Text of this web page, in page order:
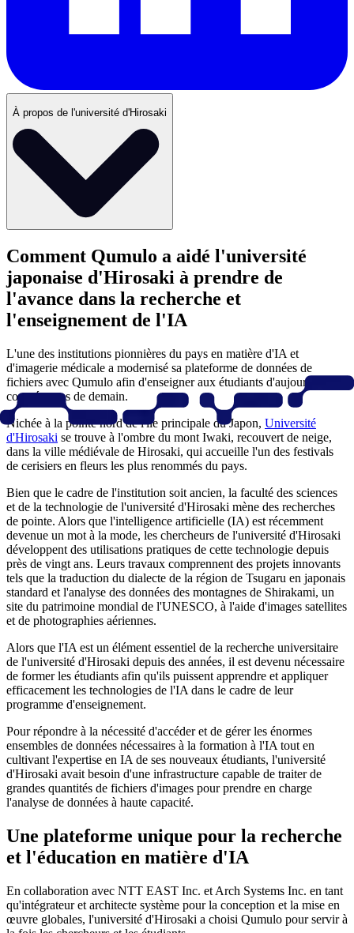
À propos de l'université d'Hirosaki
Secteur
Enseignement supérieur et recherche
Cas d'utilisation
Recherche sur l'IA et la science des données, calcul à haute
Deploiement
Deux grappes Qumulo prenant en charge les charges de travail de la
recherche et de l'éducation
Emplacement
Hirosaki, Japon
Presentation de l'entreprise
L'université d'Hirosaki est une institution nationale de recherche
située dans le nord du Japon, reconnue pour son travail de pionnier
dans les domaines de l'intelligence artificielle, de l'imagerie médicale
et de la science interdisciplinaire. L'université joue un rôle de
premier plan dans le développement d'applications basées sur l'IA,
telles que les modèles de prédiction des maladies, la traduction des
langues et l'analyse des données satellitaires.
Exigences
Besoin d'une plateforme évolutive et performante pour gérer
les ensembles de données de plus en plus nombreux utilisés
dans la recherche et l'enseignement de l'IA
Accès transparent à partir d'environnements Windows et
Linux tout en préservant la sécurité des données
Recherche d'une assistance en temps réel et réactive pour
rationaliser les opérations et réduire les frais informatiques
Resultats
étudiants dans le domaine de l'IA et de la science des données
Intégration transparente avec les systèmes existants de
Permet une communication directe avec les ingénieurs de
Qumulo via Slack pour une résolution plus rapide des
Comment Qumulo a aidé l'université
japonaise d'Hirosaki à prendre de
l'avance dans la recherche et
l'enseignement de l'IA
L'une des institutions pionnières du pays en matière d'IA et
d'imagerie médicale a modernisé sa plateforme de données de
fichiers avec Qumulo afin d'enseigner aux étudiants d'aujourd'hui les
compétences de demain.
Nichée à la pointe nord de l'île principale du Japon, Université
d'Hirosaki se trouve à l'ombre du mont Iwaki, recouvert de neige,
dans la ville médiévale de Hirosaki, qui accueille l'un des festivals
de cerisiers en fleurs les plus renommés du pays.
Bien que le cadre de l'institution soit ancien, la faculté des sciences
et de la technologie de l'université d'Hirosaki mène des recherches
de pointe. Alors que l'intelligence artificielle (IA) est récemment
devenue un mot à la mode, les chercheurs de l'université d'Hirosaki
développent des utilisations pratiques de cette technologie depuis
près de vingt ans. Leurs travaux comprennent des projets innovants
tels que la traduction du dialecte de la région de Tsugaru en japonais
standard et l'analyse des données des montagnes de Shirakami, un
site du patrimoine mondial de l'UNESCO, à l'aide d'images satellites
et de photographies aériennes.
Alors que l'IA est un élément essentiel de la recherche universitaire
de l'université d'Hirosaki depuis des années, il est devenu nécessaire
de former les étudiants afin qu'ils puissent apprendre et appliquer
efficacement les technologies de l'IA dans le cadre de leur
programme d'enseignement.
Pour répondre à la nécessité d'accéder et de gérer les énormes
ensembles de données nécessaires à la formation à l'IA tout en
cultivant l'expertise en IA de ses nouveaux étudiants, l'université
d'Hirosaki avait besoin d'une infrastructure capable de traiter de
grandes quantités de fichiers d'images pour prendre en charge
l'analyse de données à haute capacité.
Une plateforme unique pour la recherche
et l'éducation en matière d'IA
En collaboration avec NTT EAST Inc. et Arch Systems Inc. en tant
qu'intégrateur et architecte système pour la conception et la mise en
œuvre globales, l'université d'Hirosaki a choisi Qumulo pour servir à